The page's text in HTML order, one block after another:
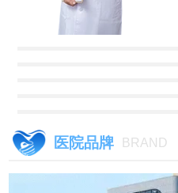
医院品牌 BRAND